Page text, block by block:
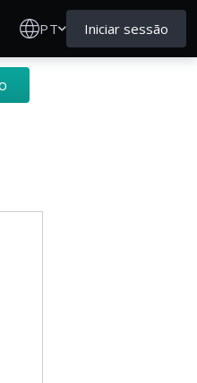
PT Iniciar sessão